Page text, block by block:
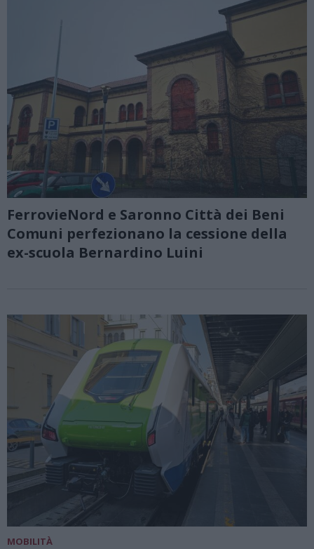
FerrovieNord e Saronno Città dei Beni
Comuni perfezionano la cessione della
ex-scuola Bernardino Luini
MOBILITÀ